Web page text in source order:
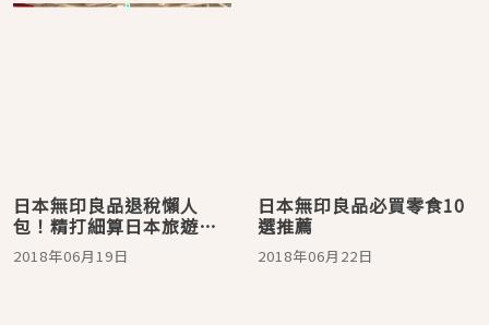
日本無印良品退稅懶人
包！精打細算日本旅遊更
盡興
2018年06月19日
日本無印良品必買零食10
選推薦
2018年06月22日